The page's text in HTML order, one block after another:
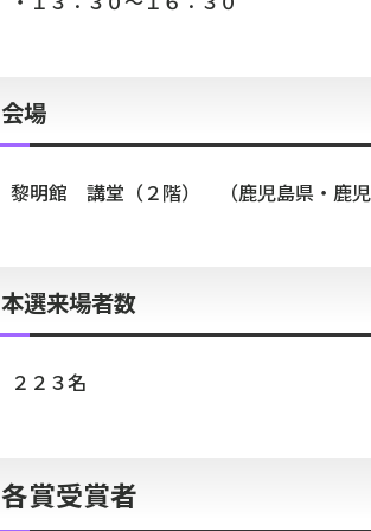
会場
黎明館 講堂（２階） （鹿児島県・鹿
本選来場者数
２２３名
各賞受賞者